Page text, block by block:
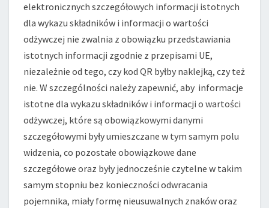
elektronicznych szczegółowych informacji istotnych
dla wykazu składni­ków i informacji o wartości
odżywczej nie zwalnia z obowiązku przedstawiania
istotnych informacji zgodnie z przepi­sami UE,
niezależnie od tego, czy kod QR byłby naklejką, czy też
nie. W szczególności należy zapewnić, aby informacje
istotne dla wykazu składników i informacji o wartości
odżywczej, które są obowiązkowymi danymi
szczegółowymi były umieszczane w tym samym polu
widzenia, co pozostałe obowiązkowe dane
szczegółowe oraz były jednocześnie czytelne w takim
samym stopniu bez konieczności odwraca­nia
pojemnika, miały formę nieusuwalnych znaków oraz